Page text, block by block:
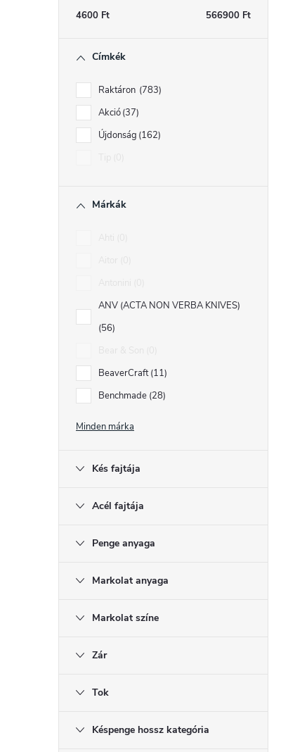
4600 Ft 566900 Ft
Címkék
Raktáron 783
Akció 37
Újdonság 162
Márkák
ANV (ACTA NON VERBA KNIVES)
56
BeaverCraft 11
Benchmade 28
Minden márka
Kés fajtája
Acél fajtája
Penge anyaga
Markolat anyaga
Markolat színe
Zár
Tok
Késpenge hossz kategória